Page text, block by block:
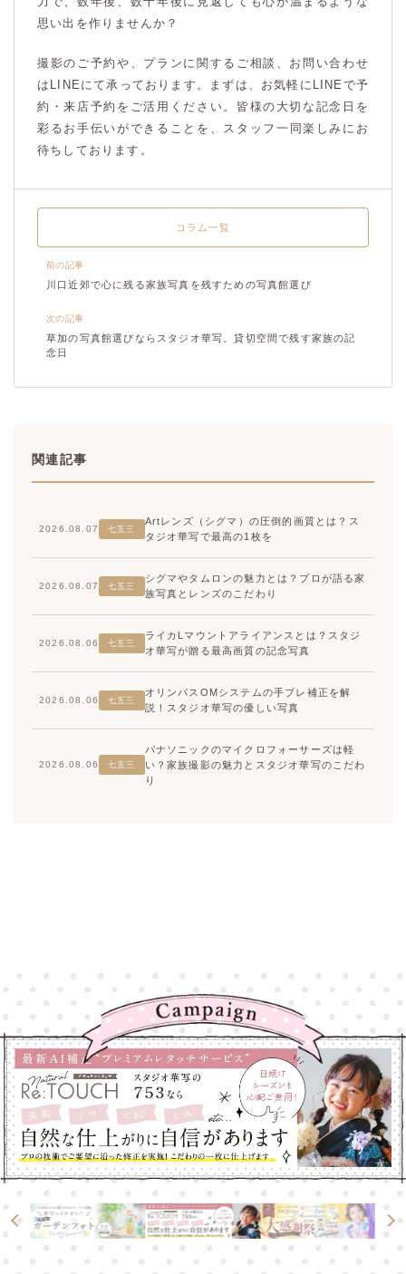
思い出を作りませんか？
撮影のご予約や、プランに関するご相談、お問い合わせ
はLINEにて承っております。まずは、お気軽にLINEで予
約・来店予約をご活用ください。皆様の大切な記念日を
彩るお手伝いができることを、スタッフ一同楽しみにお
待ちしております。
前の記事
川口近郊で心に残る家族写真を残すための写真館選び
コラム一覧
次の記事
草加の写真館選びならスタジオ華写。貸切空間で残す家族の記
念日
関連記事
2026.08.07 七五三
Artレンズ（シグマ）の圧倒的画質とは？ス
タジオ華写で最高の1枚を
2026.08.07 七五三
シグマやタムロンの魅力とは？プロが語る家
族写真とレンズのこだわり
2026.08.06 七五三
ライカLマウントアライアンスとは？スタジ
オ華写が贈る最高画質の記念写真
2026.08.06 七五三
オリンパスOMシステムの手ブレ補正を解
説！スタジオ華写の優しい写真
2026.08.06 七五三
パナソニックのマイクロフォーサーズは軽
い？家族撮影の魅力とスタジオ華写のこだわ
り
高崎店
大宮店
高崎店
大宮店